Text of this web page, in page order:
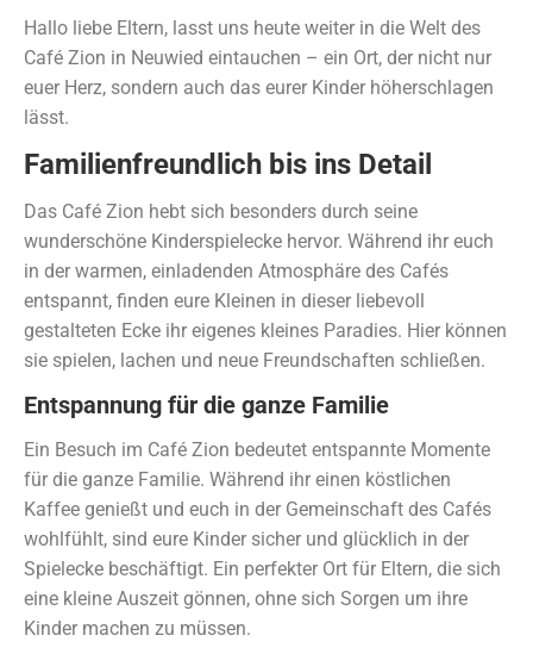
Hallo liebe Eltern, lasst uns heute weiter in die Welt des
Café Zion in Neuwied eintauchen – ein Ort, der nicht nur
euer Herz, sondern auch das eurer Kinder höherschlagen
lässt.
Familienfreundlich bis ins Detail
Das Café Zion hebt sich besonders durch seine
wunderschöne Kinderspielecke hervor. Während ihr euch
in der warmen, einladenden Atmosphäre des Cafés
entspannt, finden eure Kleinen in dieser liebevoll
gestalteten Ecke ihr eigenes kleines Paradies. Hier können
sie spielen, lachen und neue Freundschaften schließen.
Entspannung für die ganze Familie
Ein Besuch im Café Zion bedeutet entspannte Momente
für die ganze Familie. Während ihr einen köstlichen
Kaffee genießt und euch in der Gemeinschaft des Cafés
wohlfühlt, sind eure Kinder sicher und glücklich in der
Spielecke beschäftigt. Ein perfekter Ort für Eltern, die sich
eine kleine Auszeit gönnen, ohne sich Sorgen um ihre
Kinder machen zu müssen.